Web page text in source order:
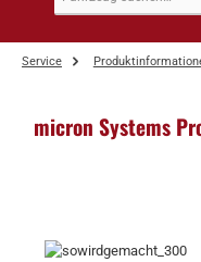
Service
micron Systems